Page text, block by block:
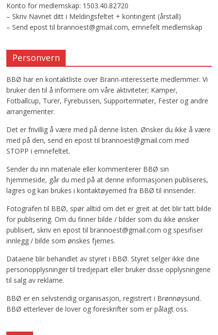
Konto for medlemskap: 1503.40.82720
– Skriv Navnet ditt i Meldingsfeltet + kontingent (årstall)
– Send epost til brannoest@gmail.com, emnefelt medlemskap
Personvern
BBØ har en kontaktliste over Brann-interesserte medlemmer. Vi
bruker den til å informere om våre aktiviteter; Kamper,
Fotballcup, Turer, Fyrebussen, Supportermøter, Fester og andre
arrangementer.
Det er frivillig å være med på denne listen. Ønsker du ikke å være
med på den, send en epost til brannoest@gmail.com med
STOPP i emnefeltet.
Sender du inn materiale eller kommenterer BBØ sin
hjemmeside, går du med på at denne informasjonen publiseres,
lagres og kan brukes i kontaktøyemed fra BBØ til innsender.
Fotografen til BBØ, spør alltid om det er greit at det blir tatt bilde
for publisering. Om du finner bilde / bilder som du ikke ønsker
publisert, skriv en epost til brannoest@gmail.com og spesifiser
innlegg / bilde som ønskes fjernes.
Dataene blir behandlet av styret i BBØ. Styret selger ikke dine
personopplysninger til tredjepart eller bruker disse opplysningene
til salg av reklame.
BBØ er en selvstendig organisasjon, registrert i Brønnøysund.
BBØ etterlever de lover og foreskrifter som er pålagt oss.